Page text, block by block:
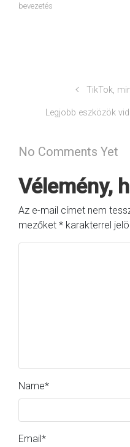
bevezetés
TikTok,
Legjobb eszközök
No Comments Yet
Vélemény,
Az e-mail címet nem
mezőket * karakterrel
Name*
Email*